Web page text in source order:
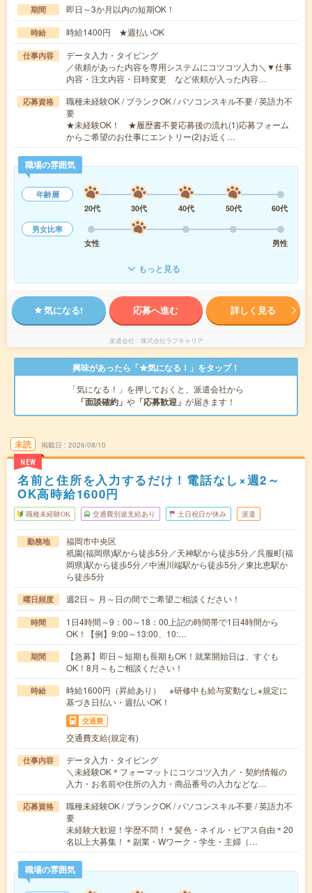
期間 即日～3か月以内の短期OK！
時給 時給1400円 ★週払いOK
仕事内容
データ入力・タイピング
／依頼があった内容を専用システムにコツコツ入力＼▼仕事
内容・注文内容・日時変更 など依頼が入った内容…
応募資格
職種未経験OK / ブランクOK / パソコンスキル不要 / 英語力不
要
★未経験OK！ ★履歴書不要応募後の流れ(1)応募フォーム
からご希望のお仕事にエントリー(2)お近く…
職場の雰囲気
年齢層
20代
30代 40代 50代
60代
男女比率
女性
男性
もっと見る
気になる! 応募へ進む 詳しく見る
派遣会社 株式会社ラブキャリア
興味があったら「★気になる！」をタップ！
「気になる！」を押しておくと、派遣会社から
「面談確約」 や 「応募歓迎」 が届きます！
未読
NEW
掲載日 2026/08/10
名前と住所を入力するだけ！電話なし×週2～
OK高時給1600円
職種未経験OK 交通費別途支給あり 土日祝日が休み 派遣
勤務地
福岡市中央区
祇園(福岡県)駅から徒歩5分／天神駅から徒歩5分／呉服町(福
岡県)駅から徒歩5分／中洲川端駅から徒歩5分／東比恵駅か
ら徒歩5分
曜日頻度 週2日～ 月～日の間でご希望ご相談ください！
時間
1日4時間～9：00～18：00上記の時間帯で1日4時間から
OK！【例】9:00～13:00、10:…
期間
【急募】即日～短期も長期もOK！就業開始日は、すぐも
OK！8月～もご相談ください！
時給
時給1600円（昇給あり） ※研修中も給与変動なし※規定に
基づき日払い・週払いOK！
交通費
交通費支給(規定有)
仕事内容
データ入力・タイピング
＼未経験OK＊フォーマットにコツコツ入力／・契約情報の
入力・お名前や住所の入力・商品番号の入力などな…
応募資格
職種未経験OK / ブランクOK / パソコンスキル不要 / 英語力不
要
未経験大歓迎！学歴不問！＊髪色・ネイル・ピアス自由＊20
名以上大募集！＊副業・Wワーク・学生・主婦（…
職場の雰囲気